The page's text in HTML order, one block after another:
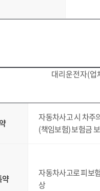
대리운전자(업
자동차사고 시 차주
(책임보험) 보험금
약
자동차사고로 피보
상